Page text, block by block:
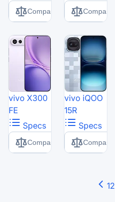
Comparer Comparer
vivo X300
FE
Specs
Comparer
vivo iQOO
15R
Specs
Comparer
12